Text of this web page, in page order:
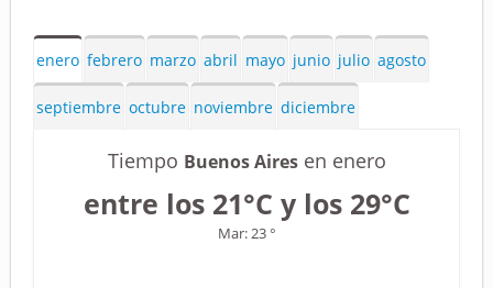
enero febrero marzo abril mayo junio julio agosto
septiembre octubre noviembre diciembre
Tiempo Buenos Airesen enero
entre los 21°C y los 29°C
Mar: 23 °